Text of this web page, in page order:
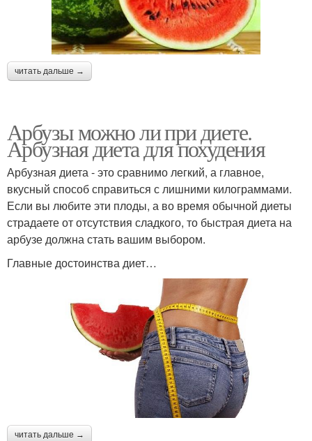
читать дальше →
Арбузы можно ли при диете.
Арбузная диета для похудения
Арбузная диета - это сравнимо легкий, а главное,
вкусный способ справиться с лишними килограммами.
Если вы любите эти плоды, а во время обычной диеты
страдаете от отсутствия сладкого, то быстрая диета на
арбузе должна стать вашим выбором.
Главные достоинства диет…
читать дальше →